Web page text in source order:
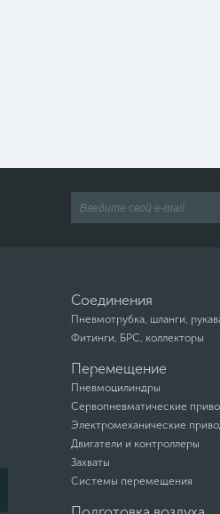
Соединения
Пневмотрубка, шланги,
Фитинги, БРС, коллекторы
Перемещение
Пневмоцилиндры
Сервопневматические
Электромеханические
Двигатели и контроллеры
Захваты
Системы перемещения